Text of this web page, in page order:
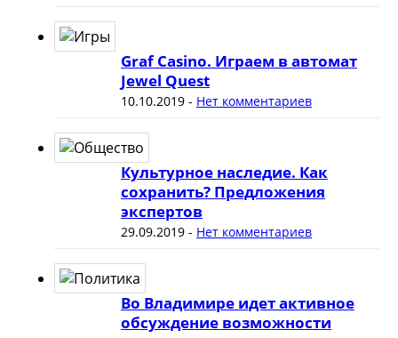
Graf Casino. Играем в автомат
Jewel Quest
10.10.2019- Нет комментариев
Культурное наследие. Как
сохранить? Предложения
экспертов
29.09.2019- Нет комментариев
Во Владимире идет активное
обсуждение возможности